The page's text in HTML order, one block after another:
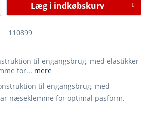
Læg i indkøbskurv
110899
til engangsbrug, med elastikker
for... mere
til engangsbrug, med
næseklemme for optimal pasform.